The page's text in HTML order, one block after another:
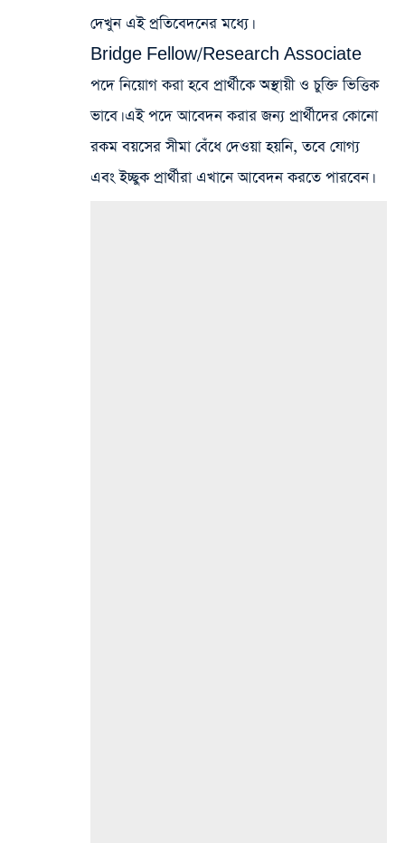
দেখুন এই প্রতিবেদনের মধ্যে।
Bridge Fellow/Research Associate
পদে নিয়োগ করা হবে প্রার্থীকে অস্থায়ী ও চুক্তি ভিত্তিক
ভাবে। এই পদে আবেদন করার জন্য প্রার্থীদের কোনো
রকম বয়সের সীমা বেঁধে দেওয়া হয়নি, তবে যোগ্য
এবং ইচ্ছুক প্রার্থীরা এখানে আবেদন করতে পারবেন।